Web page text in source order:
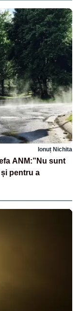
Ionuț Nichita
ANM:”Nu sunt
pentru a